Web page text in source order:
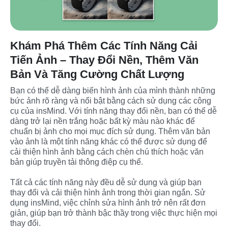
Khám Phá Thêm Các Tính Năng Cải
Tiến Ảnh – Thay Đổi Nền, Thêm Văn
Bản Và Tăng Cường Chất Lượng
Bạn có thể dễ dàng biến hình ảnh của mình thành những
bức ảnh rõ ràng và nổi bật bằng cách sử dụng các công
cụ của insMind. Với tính năng thay đổi nền, bạn có thể dễ
dàng trở lại nền trắng hoặc bất kỳ màu nào khác để
chuẩn bị ảnh cho mọi mục đích sử dụng. Thêm văn bản
vào ảnh là một tính năng khác có thể được sử dụng để
cải thiện hình ảnh bằng cách chèn chú thích hoặc văn
bản giúp truyền tải thông điệp cụ thể.
Tất cả các tính năng này đều dễ sử dụng và giúp bạn
thay đổi và cải thiện hình ảnh trong thời gian ngắn. Sử
dụng insMind, việc chỉnh sửa hình ảnh trở nên rất đơn
giản, giúp bạn trở thành bậc thầy trong việc thực hiện mọi
thay đổi.